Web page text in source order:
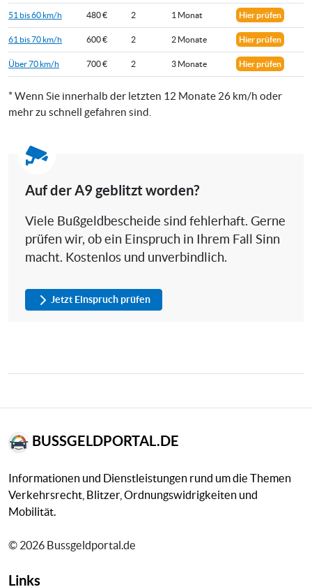
51 bis 60 km/h 480 € 2 1 Monat Hier prüfen
61 bis 70 km/h 600 € 2 2 Monate Hier prüfen
Über 70 km/h 700 € 2 3 Monate Hier prüfen
* Wenn Sie innerhalb der letzten 12 Monate 26 km/h oder
mehr zu schnell gefahren sind.
Auf der A9 geblitzt worden?
Viele Bußgeldbescheide sind fehlerhaft. Gerne
prüfen wir, ob ein Einspruch in Ihrem Fall Sinn
macht. Kostenlos und unverbindlich.
Jetzt Einspruch prüfen
BUSSGELDPORTAL.DE
Informationen und Dienstleistungen rund um die Themen
Verkehrsrecht, Blitzer, Ordnungswidrigkeiten und
Mobilität.
© 2026 Bussgeldportal.de
Links